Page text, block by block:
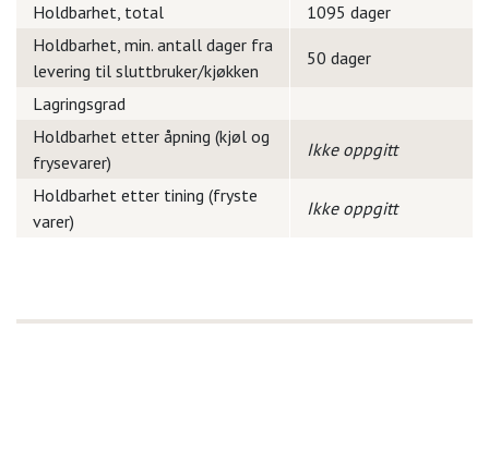
Holdbarhet, total
1095 dager
Holdbarhet, min. antall dager fra
levering til sluttbruker/kjøkken
50 dager
Lagringsgrad
Holdbarhet etter åpning (kjøl og
frysevarer)
Ikke oppgitt
Holdbarhet etter tining (fryste
varer)
Ikke oppgitt